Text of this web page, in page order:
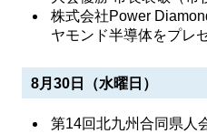
株式会社Power
ヤモンド半導体をプレ
8月30日（水曜日）
第14回北九州合同県人